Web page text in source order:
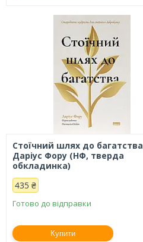
Стоїчний шлях до багатства
Даріус Фору (НФ, тверда
обкладинка)
435 ₴
Готово до відправки
Купити